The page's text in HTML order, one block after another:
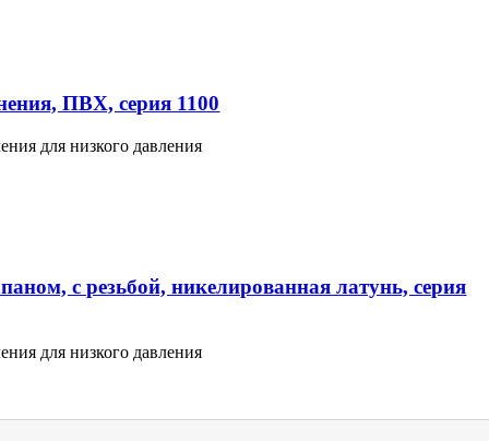
ПВХ, серия 1100
для низкого давления
с резьбой, никелированная латунь, серия
для низкого давления